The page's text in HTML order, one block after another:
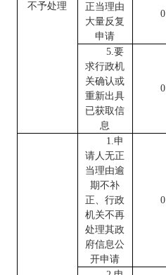
不予处理
正当理由
大量反复
申请
0
5.要
求行政机
关确认或
重新出具
已获取信
息
0
1.申
请人无正
当理由逾
期不补
正、行政
机关不再
处理其政
府信息公
开申请
0